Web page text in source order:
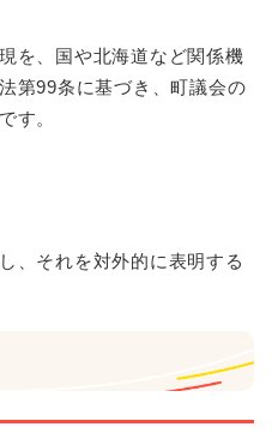
を、国や北海道など関係機
第99条に基づき、町議会の
す。
、それを対外的に表明する